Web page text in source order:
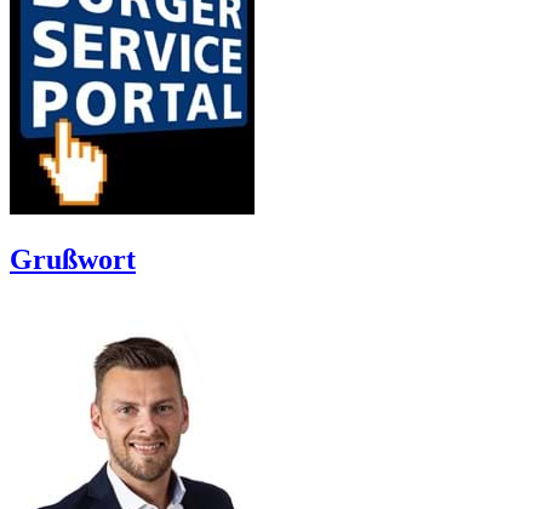
Grußwort